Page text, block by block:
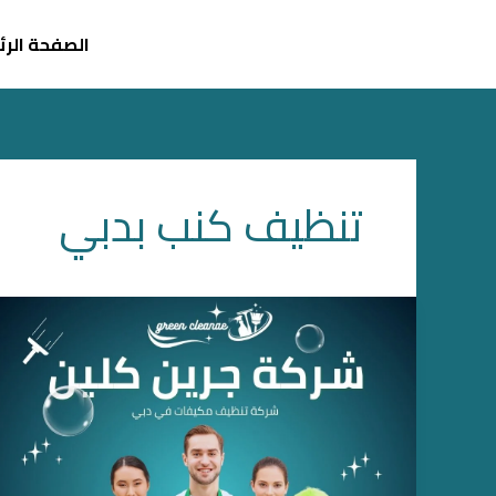
الصفحة
تنظيف كنب بدبي
تنظيف
منازل